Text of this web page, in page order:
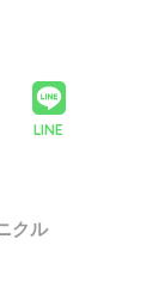
LINE
クル